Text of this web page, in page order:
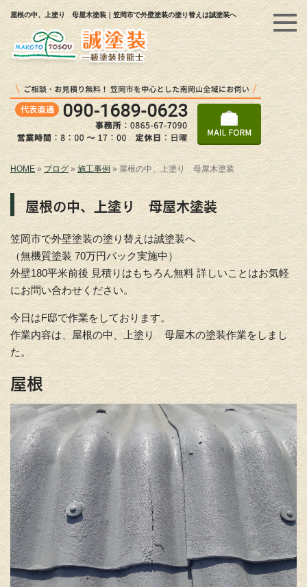
屋根の中、上塗り 母屋木塗装｜笠岡市で外壁塗装の塗り替えは誠塗装へ
HOME» ブログ» 施工事例 » 屋根の中、上塗り 母屋木塗装
屋根の中、上塗り 母屋木塗装
笠岡市で外壁塗装の塗り替えは誠塗装へ
（無機質塗装 70万円パック実施中）
外壁180平米前後 見積りはもちろん無料 詳しいことはお気軽
にお問い合わせください。
今日はF邸で作業をしております。
作業内容は、屋根の中、上塗り 母屋木の塗装作業をしまし
た。
屋根